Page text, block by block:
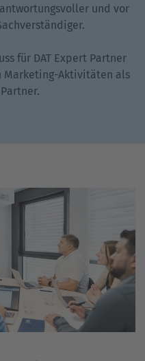
und vor
für DAT Expert Partner
Marketing-Aktivitäten als